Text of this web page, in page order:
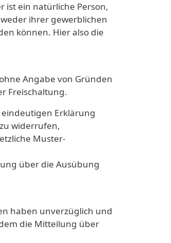
ist ein natürliche Person,
ihrer gewerblichen
können. Hier also die
Angabe von Gründen
Freischaltung.
Erklärung
widerrufen,
Muster-
über die Ausübung
haben unverzüglich und
die Mitteilung über